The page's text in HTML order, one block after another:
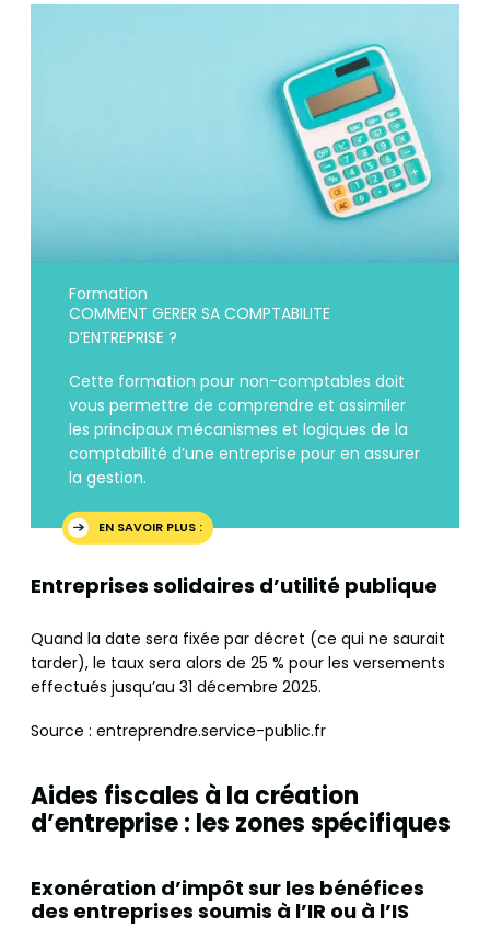
Formation
COMMENT GERER SA COMPTABILITE
D’ENTREPRISE ?
Cette formation pour non-comptables doit
vous permettre de comprendre et assimiler
les principaux mécanismes et logiques de la
comptabilité d’une entreprise pour en assurer
la gestion.
EN SAVOIR PLUS :
Entreprises solidaires d’utilité publique
Quand la date sera fixée par décret (ce qui ne saurait
tarder), le taux sera alors de 25 % pour les versements
effectués jusqu’au 31 décembre 2025.
Source : entreprendre.service-public.fr
Aides fiscales à la création
d’entreprise : les zones spécifiques
Exonération d’impôt sur les bénéfices
des entreprises soumis à l’IR ou à l’IS